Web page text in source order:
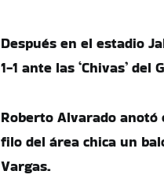
Después en el estadio
1-1 ante las ‘Chivas’
Roberto Alvarado anotó
filo del área chica un
Vargas.